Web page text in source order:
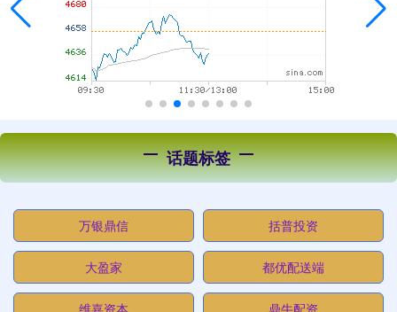
话题标签
万银鼎信 括普投资
大盈家 都优配送端